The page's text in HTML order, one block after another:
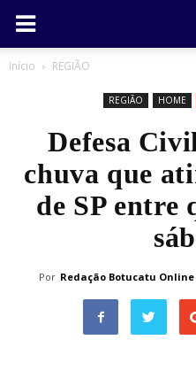
Início REGIÃO
REGIÃO HOME
Defesa
chuva que
de SP entre
Por Redação Botucatu Online